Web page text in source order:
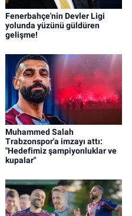
Fenerbahçe'nin Devler Ligi
yolunda yüzünü güldüren
gelişme!
Muhammed Salah
Trabzonspor'a imzayı attı:
"Hedefimiz şampiyonluklar ve
kupalar"